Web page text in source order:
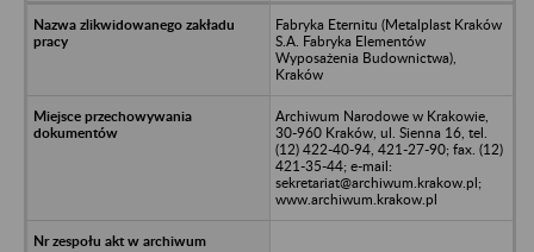
Fabryka Eternitu (Metalplast Kraków
S.A. Fabryka Elementów
Wyposażenia Budownictwa),
Kraków
Archiwum Narodowe w Krakowie,
30-960 Kraków, ul. Sienna 16, tel.
(12) 422-40-94, 421-27-90; fax. (12)
421-35-44; e-mail:
sekretariat@archiwum.krakow.pl;
www.archiwum.krakow.pl